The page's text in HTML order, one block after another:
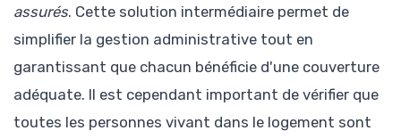
assurés. Cette solution intermédiaire permet de
simplifier la gestion administrative tout en
garantissant que chacun bénéficie d'une couverture
adéquate. Il est cependant important de vérifier que
toutes les personnes vivant dans le logement sont